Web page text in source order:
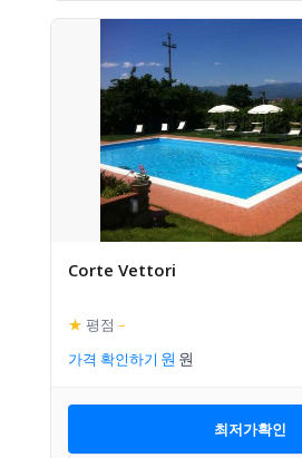
Corte Vettori
★ 평점 –
가격 확인하기
최저가확인